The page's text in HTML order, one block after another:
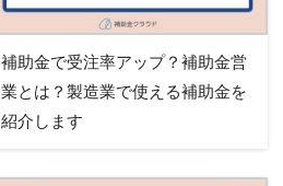
補助金で受注率アップ？補助金営
業とは？製造業で使える補助金を
紹介します